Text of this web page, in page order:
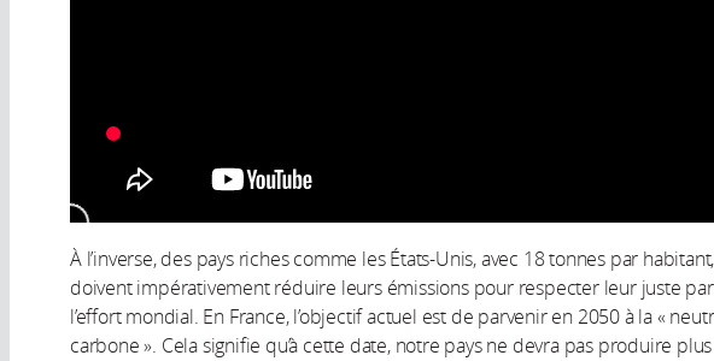
À l’inverse, des pays riches comme les États-Unis, avec 18 tonnes par habitant,
doivent impérativement réduire leurs émissions pour respecter leur juste
l’effort mondial. En France, l’objectif actuel est de parvenir en 2050 à la «
carbone ». Cela signifie qu’à cette date, notre pays ne devra pas produire